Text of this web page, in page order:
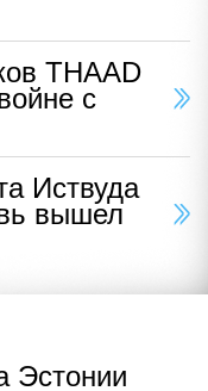
THAAD
с
Иствуда
вышел
Эстонии